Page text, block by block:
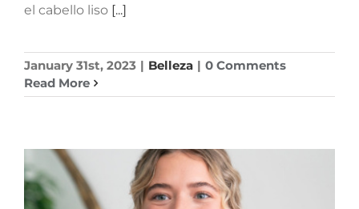
el cabello liso [...]
January 31st, 2023 | Belleza | 0 Comments
Read More